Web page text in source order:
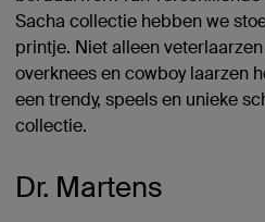
Sacha collectie hebben we
printje. Niet alleen
overknees en cowboy laarzen
een trendy, speels en unieke
collectie.
Dr. Martens